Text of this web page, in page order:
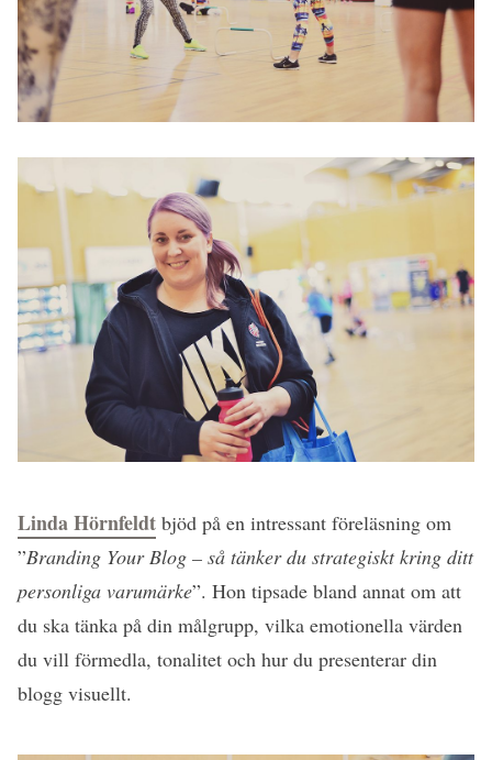
Linda Hörnfeldt bjöd på en intressant föreläsning om
”Branding Your Blog – så tänker du strategiskt kring ditt
personliga varumärke”. Hon tipsade bland annat om att
du ska tänka på din målgrupp, vilka emotionella värden
du vill förmedla, tonalitet och hur du presenterar din
blogg visuellt.